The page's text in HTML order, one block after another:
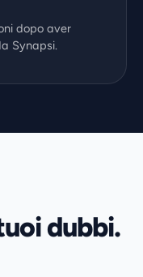
dopo aver
Synapsi.
dubbi.